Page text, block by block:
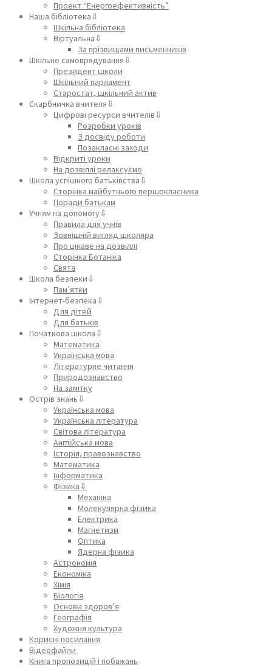
Проект “Енергоефективність”
Наша бібліотека⇩
Шкільна бібліотека
Віртуальна⇩
За прізвищами письменників
Шкільне самоврядування⇩
Президент школи
Шкільний парламент
Старостат, шкільний актив
Скарбничка вчителя⇩
Цифрові ресурси вчителів⇩
Розробки уроків
З досвіду роботи
Позакласні заходи
Відкриті уроки
На дозвіллі релаксуємо
Школа успішного батьківства⇩
Сторінка майбутнього першокласника
Поради батькам
Учням на допомогу⇩
Правила для учнів
Зовнішній вигляд школяра
Про цікаве на дозвіллі
Сторінка Ботаніка
Свята
Школа безпеки⇩
Пам’ятки
Інтернет-безпека⇩
Для дітей
Для батьків
Початкова школа⇩
Математика
Українська мова
Літературне читання
Природознавство
На замітку
Острів знань⇩
Українська мова
Українська література
Світова література
Англійська мова
Історія, правознавство
Математика
Інформатика
Фізика⇩
Механіка
Молекулярна фізика
Електрика
Магнетизм
Оптика
Ядерна фізика
Астрономія
Економіка
Хімія
Біологія
Основи здоров’я
Географія
Художня культура
Корисні посилання
Відеофайли
Книга пропозицій і побажань